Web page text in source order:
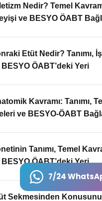
7/24
Nedir? Temel
ve BESYO ÖABT
Etüt Nedir? Tanımı,
ÖABT’deki Yeri
Kavramı: Tanımı,
ve BESYO-ÖABT
Tanımı, Temel
ÖABT’deki Yeri
Sekmesinden